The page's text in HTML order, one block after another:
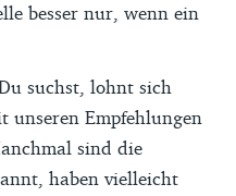
besser nur, wenn ein
suchst, lohnt sich
unseren Empfehlungen
sind die
haben vielleicht